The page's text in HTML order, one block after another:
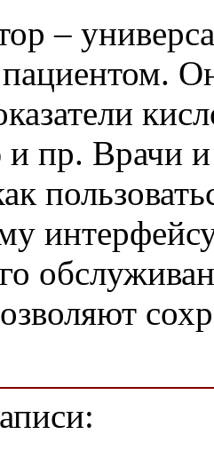
–
пр. Врачи